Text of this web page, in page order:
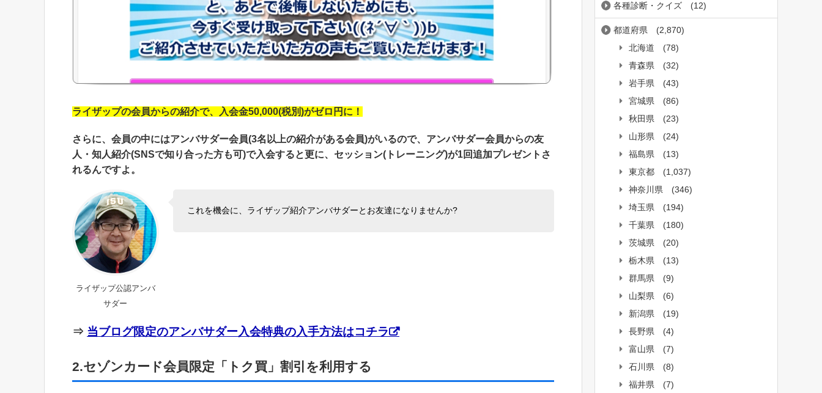
ライザップの会員からの紹介で、入会金50,000(税別)がゼロ円に！
さらに、会員の中にはアンバサダー会員(3名以上の紹介がある会員)がいるので、アンバサダー会員からの友
人・知人紹介(SNSで知り合った方も可)で入会すると更に、セッション(トレーニング)が1回追加プレゼントさ
れるんですよ。
ライザップ公認アンバ
サダー
これを機会に、ライザップ紹介アンバサダーとお友達になりませんか?
⇒ 当ブログ限定のアンバサダー入会特典の入手方法はコチラ
2.セゾンカード会員限定「トク買」割引を利用する
各種診断・クイズ (12)
都道府県
(2,870)
北海道
(78)
青森県
(32)
岩手県
(43)
宮城県
(86)
秋田県
(23)
山形県
(24)
福島県
(13)
東京都
(1,037)
神奈川県
(346)
埼玉県
(194)
千葉県
(180)
茨城県
(20)
栃木県
(13)
群馬県
(9)
山梨県
(6)
新潟県
(19)
長野県
(4)
富山県
(7)
石川県
(8)
福井県
(7)